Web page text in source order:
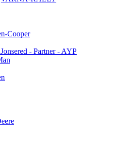
Cooper
- Partner - AYP